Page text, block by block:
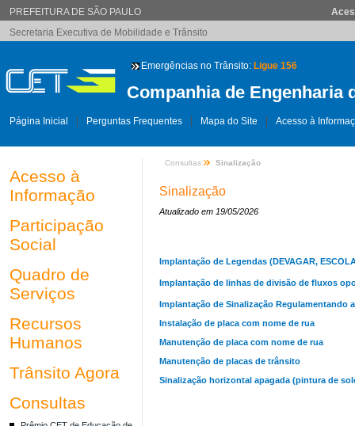
PREFEITURA DE SÃO PAULO
Secretaria Executiva de Mobilidade e Trânsito
Emergências no Trânsito: Ligue 156
Companhia de Engenharia
Página Inicial Perguntas Frequentes Mapa do Site Acesso à
Acesso à
Informação
Participação
Social
Quadro de
Serviços
Recursos
Humanos
Trânsito Agora
Consultas
Consultas Sinalização
Sinalização
Atualizado em 19/05/2026
Implantação de Legendas (DEVAGAR,
Implantação de linhas de divisão de fluxos
Implantação de Sinalização Regulamentando
Instalação de placa com nome de rua
Manutenção de placa com nome de rua
Manutenção de placas de trânsito
Sinalização horizontal apagada (pintura de